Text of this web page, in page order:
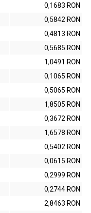
0,1683 RON
0,5842 RON
0,4813 RON
0,5685 RON
1,0491 RON
0,1065 RON
0,5065 RON
1,8505 RON
0,3672 RON
1,6578 RON
0,5402 RON
0,0615 RON
0,2999 RON
0,2744 RON
2,8463 RON